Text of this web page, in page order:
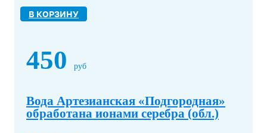
В КОРЗИНУ
450 руб
Вода Артезианская «Подгородная»
обработана ионами серебра (обл.)